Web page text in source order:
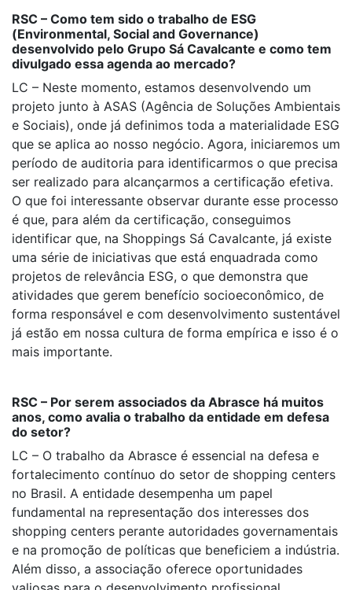
RSC – Como tem sido o trabalho de ESG
(Environmental, Social and Governance)
desenvolvido pelo Grupo Sá Cavalcante e como tem
divulgado essa agenda ao mercado?
LC – Neste momento, estamos desenvolvendo um
projeto junto à ASAS (Agência de Soluções Ambientais
e Sociais), onde já definimos toda a materialidade ESG
que se aplica ao nosso negócio. Agora, iniciaremos um
período de auditoria para identificarmos o que precisa
ser realizado para alcançarmos a certificação efetiva.
O que foi interessante observar durante esse processo
é que, para além da certificação, conseguimos
identificar que, na Shoppings Sá Cavalcante, já existe
uma série de iniciativas que está enquadrada como
projetos de relevância ESG, o que demonstra que
atividades que gerem benefício socioeconômico, de
forma responsável e com desenvolvimento sustentável
já estão em nossa cultura de forma empírica e isso é o
mais importante.
RSC – Por serem associados da Abrasce há muitos
anos, como avalia o trabalho da entidade em defesa
do setor?
LC – O trabalho da Abrasce é essencial na defesa e
fortalecimento contínuo do setor de shopping centers
no Brasil. A entidade desempenha um papel
fundamental na representação dos interesses dos
shopping centers perante autoridades governamentais
e na promoção de políticas que beneficiem a indústria.
Além disso, a associação oferece oportunidades